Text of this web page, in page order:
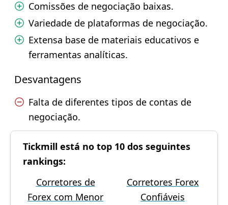
Comissões de negociação baixas.
Variedade de plataformas de negociação.
Extensa base de materiais educativos e
ferramentas analíticas.
Desvantagens
Falta de diferentes tipos de contas de
negociação.
Tickmill está no top 10 dos seguintes
rankings:
Corretores de
Forex com Menor
Corretores Forex
Confiáveis